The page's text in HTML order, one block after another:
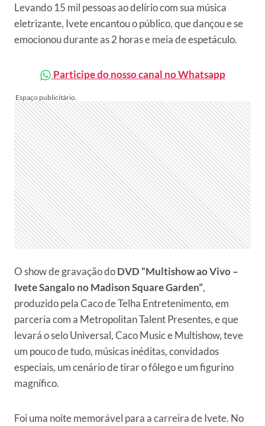
Levando 15 mil pessoas ao delírio com sua música
eletrizante, Ivete encantou o público, que dançou e se
emocionou durante as 2 horas e meia de espetáculo.
Participe do nosso canal no Whatsapp
O show de gravação doDVD “Multishow ao Vivo –
Ivete Sangalo no Madison Square Garden”,
produzido pela Caco de Telha Entretenimento, em
parceria com a Metropolitan Talent Presentes, e que
levará o selo Universal, Caco Music e Multishow, teve
um pouco de tudo, músicas inéditas, convidados
especiais, um cenário de tirar o fôlego e um figurino
magnífico.
Foi uma noite memorável para a carreira de Ivete. No